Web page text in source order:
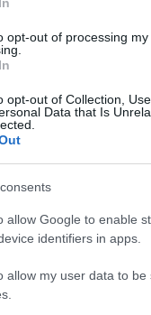
opt-out of processing
opt-out of Collection,
Data that Is
allow Google to enable
identifiers in apps.
allow my user data to